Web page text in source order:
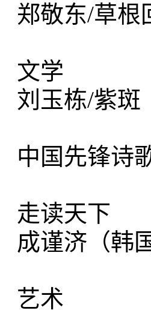
郑敬东/
文学
刘玉栋/紫斑
中国先锋诗
走读天下
成谨济
艺术